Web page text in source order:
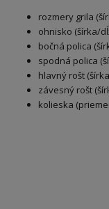
rozmery grila
ohnisko (šírka/
bočná polica
spodná polica
hlavný rošt
závesný rošt
kolieska